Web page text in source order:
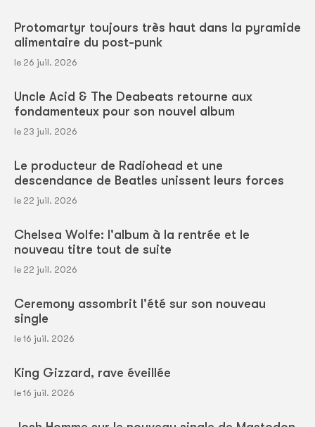
Protomartyr toujours très haut dans la pyramide
alimentaire du post-punk
le 26 juil. 2026
Uncle Acid & The Deabeats retourne aux
fondamenteux pour son nouvel album
le 23 juil. 2026
Le producteur de Radiohead et une
descendance de Beatles unissent leurs forces
le 22 juil. 2026
Chelsea Wolfe: l'album à la rentrée et le
nouveau titre tout de suite
le 22 juil. 2026
Ceremony assombrit l'été sur son nouveau
single
le 16 juil. 2026
King Gizzard, rave éveillée
le 16 juil. 2026